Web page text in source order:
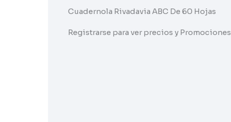
Cuadernola Rivadavia ABC De 60 Hojas
Registrarse para ver precios y Promociones